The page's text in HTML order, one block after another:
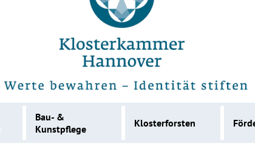
Bau- &
Kunstpflege
Klosterforsten